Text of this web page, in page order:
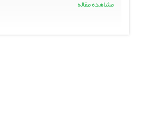
مشاهده مقاله